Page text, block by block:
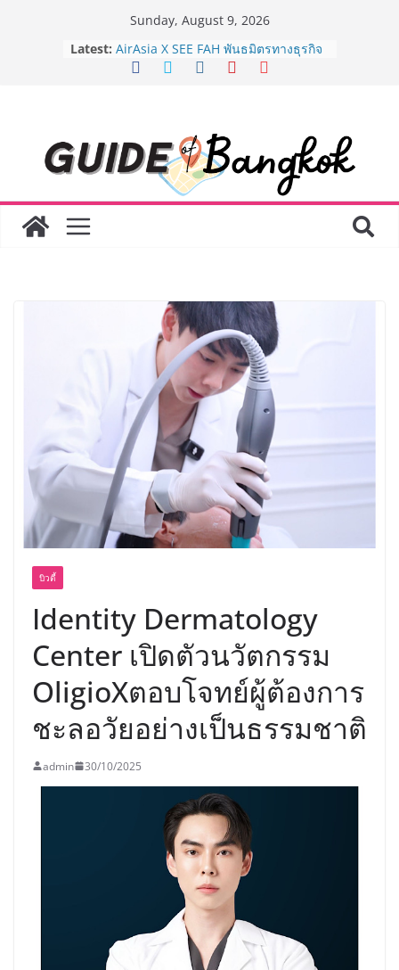
Sunday, August 9, 2026
Latest: AirAsia X SEE FAH พันธมิตรทางธุรกิจ
ยาวนานกว่า 20 ปี ต่อยอดเสิร์ฟความ
“BIO TRADE CONNECT 2026” ยก
ระดับผลิตภัณฑ์ท้องถิ่นสู่ตลาดเชิง
พาณิชย์อย่างยั่งยืน
LORDNINE จัดศึกคนดังสายเกม ไทย
ปะทะ ฟิลิปปินส์ ใน “Rise of the Tenth
ได้เตรียมนักเรียนเพียงเพื่อก้าวเข้าสู่
มหาวิทยาลัยเท่านั้น แต่ยังเตรียมพวก
เขาให้พร้อมเป็นผู้กำหนดอนาคต”
8.8 “ซูเลียน” รวมพลังนักธุรกิจทั่ว
ประเทศ จัดประชุมใหญ่แห่งปี พบ CEO
“ดร.ปิยะวัฒน์” ถ่ายทอดวิสัยทัศน์ธุรกิจ
พร้อมฟรีคอนเสิร์ต “โชค รถแห่” ยกวง
บิวตี้
Identity Dermatology
Center เปิดตัวนวัตกรรม
OligioXตอบโจทย์ผู้ต้องการ
ชะลอวัยอย่างเป็นธรรมชาติ
admin 30/10/2025